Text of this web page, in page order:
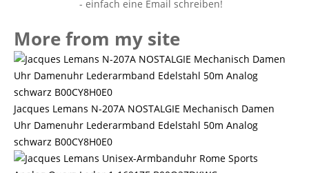
More from my site
Jacques Lemans N-207A NOSTALGIE Mechanisch Damen
Uhr Damenuhr Lederarmband Edelstahl 50m Analog
schwarz B00CY8H0E0